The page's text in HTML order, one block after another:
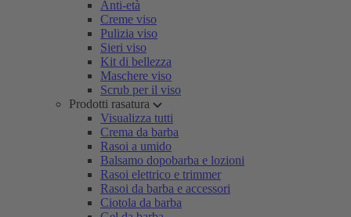
Anti-età
Creme viso
Pulizia viso
Sieri viso
Kit di bellezza
Maschere viso
Scrub per il viso
Prodotti rasatura
Visualizza tutti
Crema da barba
Rasoi a umido
Balsamo dopobarba e lozioni
Rasoi elettrico e trimmer
Rasoi da barba e accessori
Ciotola da barba